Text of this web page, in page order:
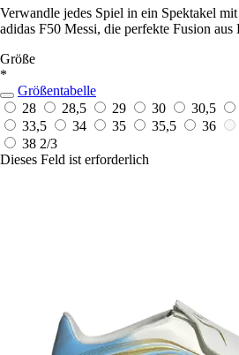
Verwandle jedes Spiel in ein Spektakel
adidas F50 Messi, die perfekte Fusion
Größe
*
Größentabelle
28
28,5 29 30 30,5
33,5
34 35 35,5 36
38 2/3
Dieses Feld ist erforderlich